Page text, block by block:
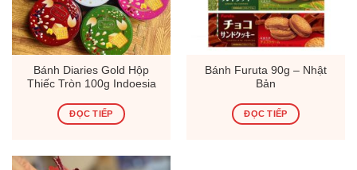
Bánh Diaries Gold Hộp
Thiếc Tròn 100g Indoesia
ĐỌC TIẾP
Bánh Furuta 90g – Nhật
Bản
ĐỌC TIẾP